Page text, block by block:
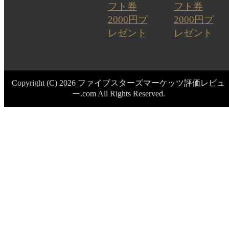
フト券
2000円プ
レゼント
フト券
2000円プ
レゼント
Copyright (C) 2026 ファイブスターズマーケッツ評価レビュ
ー.com All Rights Reserved.